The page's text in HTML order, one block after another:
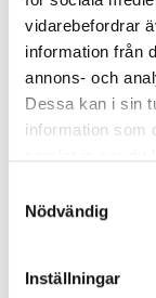
vidarebefordrar
information från
annons- och
Dessa kan i sin
information som
Nödvändig
Inställningar